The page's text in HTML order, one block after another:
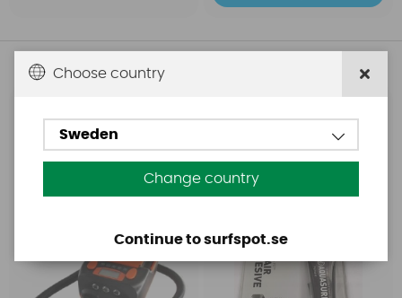
Andra köpte även
Base
Base Rechargeable
Aquasure
Choose country
Sweden
Change country
Continue to surfspot.se